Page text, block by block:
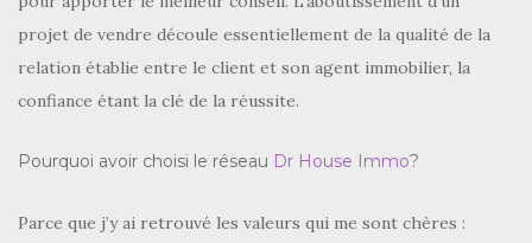
projet de vendre découle essentiellement de la qualité de la
relation établie entre le client et son agent immobilier, la
confiance étant la clé de la réussite.
Pourquoi avoir choisi le réseau Dr House Immo?
Parce que j’y ai retrouvé les valeurs qui me sont chères :